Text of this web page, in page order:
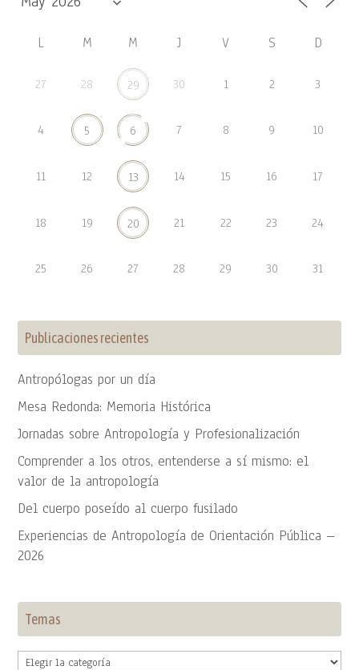
L M M J V S D
27 28 29 30 1 2 3
4 5 6 7 8 9 10
11 12 13 14 15 16 17
18 19 20 21 22 23 24
25 26 27 28 29 30 31
Publicaciones recientes
Antropólogas por un día
Mesa Redonda: Memoria Histórica
Jornadas sobre Antropología y Profesionalización
Comprender a los otros, entenderse a sí mismo: el
valor de la antropología
Del cuerpo poseído al cuerpo fusilado
Experiencias de Antropología de Orientación Pública –
2026
Temas
Temas